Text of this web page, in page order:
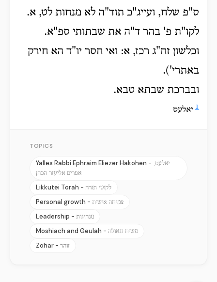
ס"פ שלח, ועייג"כ תוד"ה לא מנחות לט, א.
לקו"ת פ' בהר ד"ה את שבתותי ספ"א.
וכלשון זח"ג רכז, א: ואי חסר יו"ד הא חירק
באתרי').
ובברכת שבתא טבא.
1 יאלעס
TOPICS
Yalles Rabbi Ephraim Eliezer Hakohen -
יאלעס,
אפרים אליעזר הכהן
Likkutei Torah - לקוטי תורה
Personal growth - צמיחה אישית
Leadership - מנהיגות
Moshiach and Geulah - משיח וגאולה
Zohar - זוהר